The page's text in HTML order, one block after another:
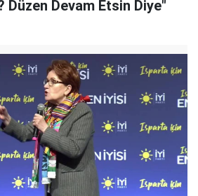
Düzen Devam Etsin Diye"